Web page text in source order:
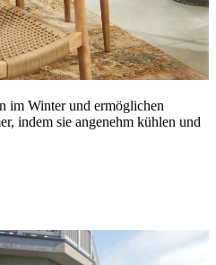
im Winter und ermöglichen
indem sie angenehm kühlen und